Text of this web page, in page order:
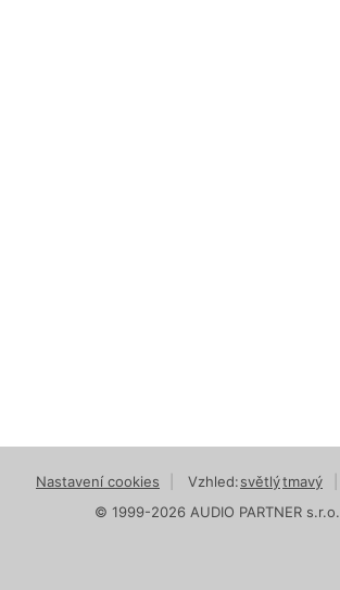
Nastavení cookies Vzhled:světlýtmavý
© 1999-2026 AUDIO PARTNER s.r.o.